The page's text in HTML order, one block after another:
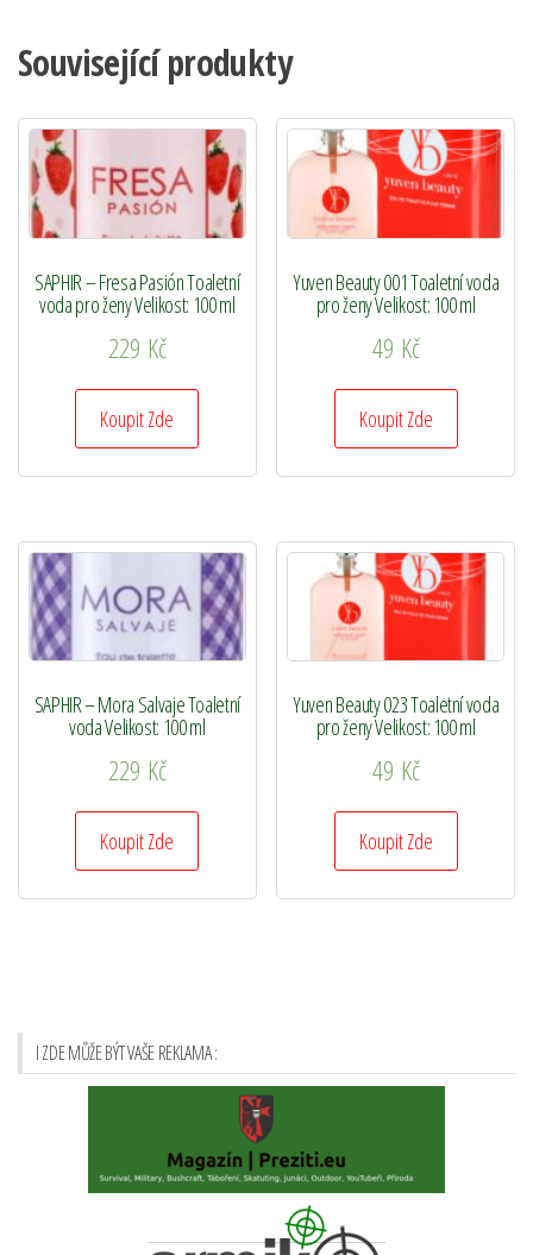
Související produkty
SAPHIR – Fresa Pasión Toaletní
voda pro ženy Velikost: 100 ml
229 Kč
Koupit Zde
Yuven Beauty 001 Toaletní voda
pro ženy Velikost: 100 ml
49 Kč
Koupit Zde
SAPHIR – Mora Salvaje Toaletní
voda Velikost: 100 ml
229 Kč
Koupit Zde
Yuven Beauty 023 Toaletní voda
pro ženy Velikost: 100 ml
49 Kč
Koupit Zde
I ZDE MŮŽE BÝT VAŠE REKLAMA :